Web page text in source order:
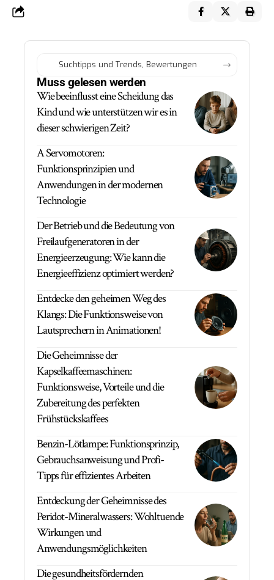
Muss gelesen werden
Wie beeinflusst eine Scheidung das
Kind und wie unterstützen wir es in
dieser schwierigen Zeit?
A Servomotoren:
Funktionsprinzipien und
Anwendungen in der modernen
Technologie
Der Betrieb und die Bedeutung von
Freilaufgeneratoren in der
Energieerzeugung: Wie kann die
Energieeffizienz optimiert werden?
Entdecke den geheimen Weg des
Klangs: Die Funktionsweise von
Lautsprechern in Animationen!
Die Geheimnisse der
Kapselkaffeemaschinen:
Funktionsweise, Vorteile und die
Zubereitung des perfekten
Frühstückskaffees
Benzin-Lötlampe: Funktionsprinzip,
Gebrauchsanweisung und Profi-
Tipps für effizientes Arbeiten
Entdeckung der Geheimnisse des
Peridot-Mineralwassers: Wohltuende
Wirkungen und
Anwendungsmöglichkeiten
Die gesundheitsfördernden